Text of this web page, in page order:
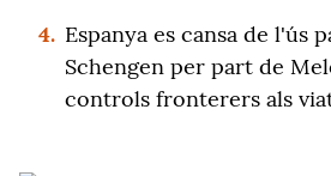
4. Espanya es cansa de l'ús
Schengen per part de
controls fronterers als